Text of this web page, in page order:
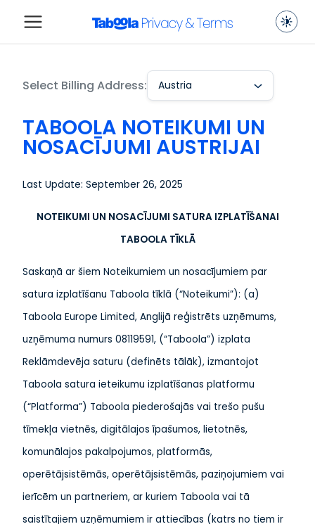
Select Billing Address: Austria
TABOOLA NOTEIKUMI UN
NOSACĪJUMI AUSTRIJAI
Last Update: September 26, 2025
NOTEIKUMI UN NOSACĪJUMI SATURA IZPLATĪŠANAI
TABOOLA TĪKLĀ
Saskaņā ar šiem Noteikumiem un nosacījumiem par
satura izplatīšanu Taboola tīklā (“Noteikumi”): (a)
Taboola Europe Limited, Anglijā reģistrēts uzņēmums,
uzņēmuma numurs 08119591, (“Taboola”) izplata
Reklāmdevēja saturu (definēts tālāk), izmantojot
Taboola satura ieteikumu izplatīšanas platformu
(“Platforma”) Taboola piederošajās vai trešo pušu
tīmekļa vietnēs, digitālajos īpašumos, lietotnēs,
komunālajos pakalpojumos, platformās,
operētājsistēmās, operētājsistēmās, paziņojumiem vai
ierīcēm un partneriem, ar kuriem Taboola vai tā
saistītajiem uzņēmumiem ir attiecības (katrs no tiem ir